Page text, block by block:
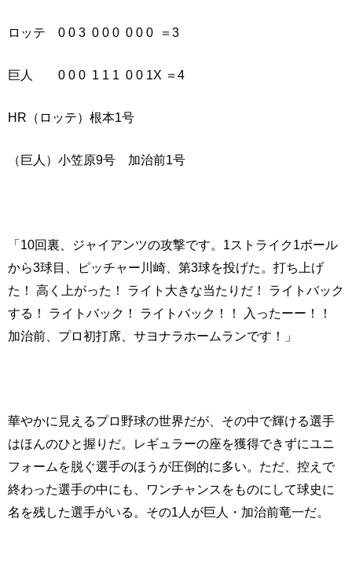
ロッテ 0 0 3 0 0 0 0 0 0 ＝3
巨人 0 0 0 1 1 1 0 0 1X ＝4
HR（ロッテ）根本1号
（巨人）小笠原9号 加治前1号
「10回裏、ジャイアンツの攻撃です。1ストライク1ボール
から3球目、ピッチャー川崎、第3球を投げた。打ち上げ
た！ 高く上がった！ ライト大きな当たりだ！ ライトバック
する！ ライトバック！ ライトバック！！ 入ったーー！！
加治前、プロ初打席、サヨナラホームランです！」
華やかに見えるプロ野球の世界だが、その中で輝ける選手
はほんのひと握りだ。レギュラーの座を獲得できずにユニ
フォームを脱ぐ選手のほうが圧倒的に多い。ただ、控えで
終わった選手の中にも、ワンチャンスをものにして球史に
名を残した選手がいる。その1人が巨人・加治前竜一だ。